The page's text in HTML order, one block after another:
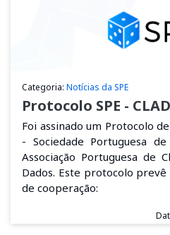
Categoria: Notícias da SPE
Protocolo SPE - CLAD
Foi assinado um Protocolo
- Sociedade Portuguesa
Associação Portuguesa de
Dados. Este protocolo
de cooperação: